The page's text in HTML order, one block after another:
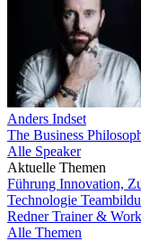
Anders Indset
The Business
Alle Speaker
Aktuelle Themen
Führung Innovation,
Technologie
RednerTrainer &
Alle Themen